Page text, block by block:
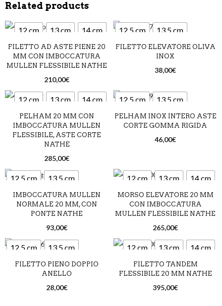
Related products
12 cm 13 cm 14 cm
FILETTO AD ASTE PIENE 20
MM CON IMBOCCATURA
MULLEN FLESSIBILE NATHE
210,00€
12,5 cm
13,5 cm
14,5 cm
FILETTO ELEVATORE OLIVA
INOX
38,00€
12 cm 13 cm 14 cm
PELHAM 20 MM CON
IMBOCCATURA MULLEN
FLESSIBILE, ASTE CORTE
NATHE
285,00€
12,5 cm
13,5 cm
14,5 cm
PELHAM INOX INTERO ASTE
CORTE GOMMA RIGIDA
46,00€
12,5 cm
13,5 cm
14,5 cm
IMBOCCATURA MULLEN
NORMALE 20 MM, CON
PONTE NATHE
93,00€
12 cm 13 cm 14 cm
MORSO ELEVATORE 20 MM
CON IMBOCCATURA
MULLEN FLESSIBILE NATHE
265,00€
12,5 cm
13,5 cm
14,5 cm
FILETTO PIENO DOPPIO
ANELLO
28,00€
12 cm 13 cm 14 cm
FILETTO TANDEM
FLESSIBILE 20 MM NATHE
395,00€